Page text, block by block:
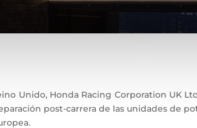
Unido, Honda Racing Corporation UK
post-carrera de las unidades de